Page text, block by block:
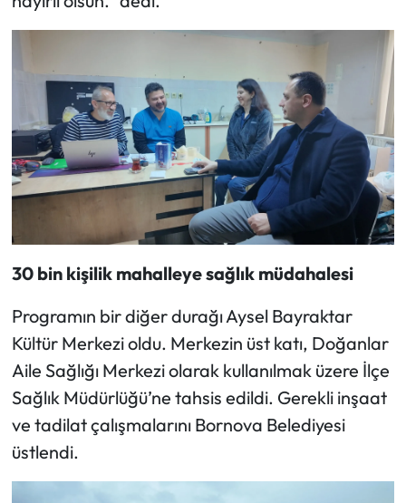
30 bin kişilik mahalleye sağlık müdahalesi
Programın bir diğer durağı Aysel Bayraktar
Kültür Merkezi oldu. Merkezin üst katı, Doğanlar
Aile Sağlığı Merkezi olarak kullanılmak üzere İlçe
Sağlık Müdürlüğü’ne tahsis edildi. Gerekli inşaat
ve tadilat çalışmalarını Bornova Belediyesi
üstlendi.